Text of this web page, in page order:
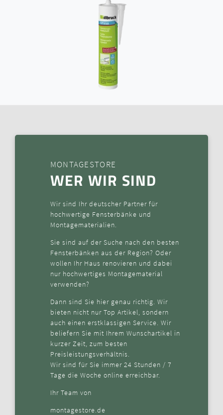
MONTAGESTORE
WER WIR SIND
Wir sind Ihr deutscher Partner für
hochwertige Fensterbänke und
Montagematerialien.
Sie sind auf der Suche nach den besten
Fensterbänken aus der Region? Oder
wollen Ihr Haus renovieren und dabei
nur hochwertiges Montagematerial
verwenden?
Dann sind Sie hier genau richtig. Wir
bieten nicht nur Top Artikel, sondern
auch einen erstklassigen Service. Wir
beliefern Sie mit Ihrem Wunschartikel in
kurzer Zeit, zum besten
Preisleistungsverhältnis.
Wir sind für Sie immer 24 Stunden / 7
Tage die Woche online erreichbar.
Ihr Team von
montagestore.de